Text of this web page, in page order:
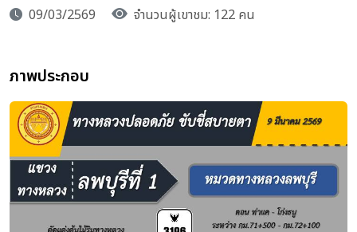
09/03/2569 จำนวนผู้เขาชม: 122 คน
ภาพประกอบ